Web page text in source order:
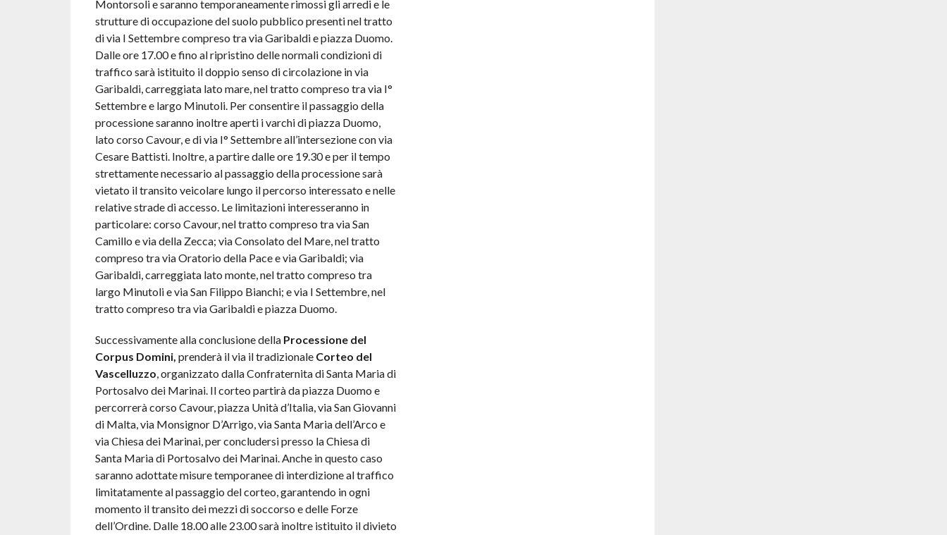
Montorsoli e saranno temporaneamente rimossi gli arredi e le
strutture di occupazione del suolo pubblico presenti nel tratto
di via I Settembre compreso tra via Garibaldi e piazza Duomo.
Dalle ore 17.00 e fino al ripristino delle normali condizioni di
traffico sarà istituito il doppio senso di circolazione in via
Garibaldi, carreggiata lato mare, nel tratto compreso tra via I°
Settembre e largo Minutoli. Per consentire il passaggio della
processione saranno inoltre aperti i varchi di piazza Duomo,
lato corso Cavour, e di via I° Settembre all’intersezione con via
Cesare Battisti. Inoltre, a partire dalle ore 19.30 e per il tempo
strettamente necessario al passaggio della processione sarà
vietato il transito veicolare lungo il percorso interessato e nelle
relative strade di accesso. Le limitazioni interesseranno in
particolare: corso Cavour, nel tratto compreso tra via San
Camillo e via della Zecca; via Consolato del Mare, nel tratto
compreso tra via Oratorio della Pace e via Garibaldi; via
Garibaldi, carreggiata lato monte, nel tratto compreso tra
largo Minutoli e via San Filippo Bianchi; e via I Settembre, nel
tratto compreso tra via Garibaldi e piazza Duomo.
Successivamente alla conclusione della Processione del
Corpus Domini, prenderà il via il tradizionale Corteo del
Vascelluzzo, organizzato dalla Confraternita di Santa Maria di
Portosalvo dei Marinai. Il corteo partirà da piazza Duomo e
percorrerà corso Cavour, piazza Unità d’Italia, via San Giovanni
di Malta, via Monsignor D’Arrigo, via Santa Maria dell’Arco e
via Chiesa dei Marinai, per concludersi presso la Chiesa di
Santa Maria di Portosalvo dei Marinai. Anche in questo caso
saranno adottate misure temporanee di interdizione al traffico
limitatamente al passaggio del corteo, garantendo in ogni
momento il transito dei mezzi di soccorso e delle Forze
dell’Ordine. Dalle 18.00 alle 23.00 sarà inoltre istituito il divieto